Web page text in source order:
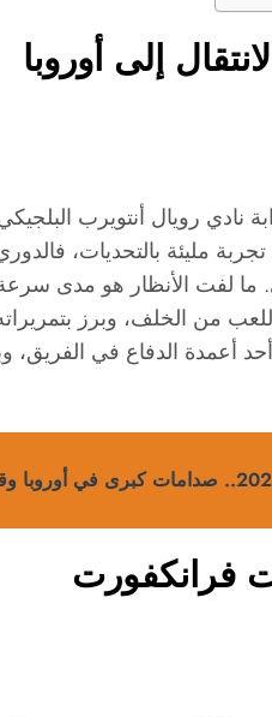
نادي رويال أنتويرب
مليئة بالتحديات،
لفت الأنظار هو مدى سرعة
من الخلف، وبرز
الدفاع في الفريق،
فرانكفورت